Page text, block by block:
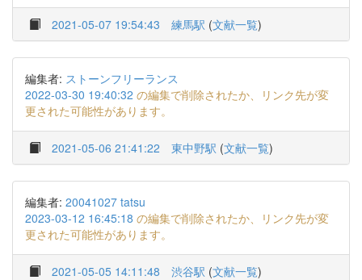
2021-05-07 19:54:43 練馬駅 (文献一覧)
編集者: ストーンフリーランス
2022-03-30 19:40:32 の編集で削除されたか、リンク先が変
更された可能性があります。
2021-05-06 21:41:22 東中野駅 (文献一覧)
編集者: 20041027 tatsu
2023-03-12 16:45:18 の編集で削除されたか、リンク先が変
更された可能性があります。
2021-05-05 14:11:48 渋谷駅 (文献一覧)